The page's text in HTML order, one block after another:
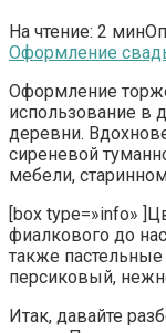
На чтение: 2 мин
Оформление
Оформление
использование в
деревни.
сиреневой
мебели,
[box type=»info»
фиалкового до
также
персиковый,
Итак, давайте